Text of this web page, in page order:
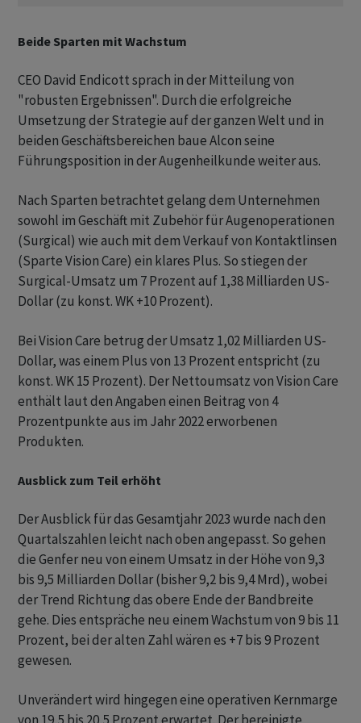
Beide Sparten mit Wachstum
CEO David Endicott sprach in der Mitteilung von
"robusten Ergebnissen". Durch die erfolgreiche
Umsetzung der Strategie auf der ganzen Welt und in
beiden Geschäftsbereichen baue Alcon seine
Führungsposition in der Augenheilkunde weiter aus.
Nach Sparten betrachtet gelang dem Unternehmen
sowohl im Geschäft mit Zubehör für Augenoperationen
(Surgical) wie auch mit dem Verkauf von Kontaktlinsen
(Sparte Vision Care) ein klares Plus. So stiegen der
Surgical-Umsatz um 7 Prozent auf 1,38 Milliarden US-
Dollar (zu konst. WK +10 Prozent).
Bei Vision Care betrug der Umsatz 1,02 Milliarden US-
Dollar, was einem Plus von 13 Prozent entspricht (zu
konst. WK 15 Prozent). Der Nettoumsatz von Vision Care
enthält laut den Angaben einen Beitrag von 4
Prozentpunkte aus im Jahr 2022 erworbenen
Produkten.
Ausblick zum Teil erhöht
Der Ausblick für das Gesamtjahr 2023 wurde nach den
Quartalszahlen leicht nach oben angepasst. So gehen
die Genfer neu von einem Umsatz in der Höhe von 9,3
bis 9,5 Milliarden Dollar (bisher 9,2 bis 9,4 Mrd), wobei
der Trend Richtung das obere Ende der Bandbreite
gehe. Dies entspräche neu einem Wachstum von 9 bis 11
Prozent, bei der alten Zahl wären es +7 bis 9 Prozent
gewesen.
Unverändert wird hingegen eine operativen Kernmarge